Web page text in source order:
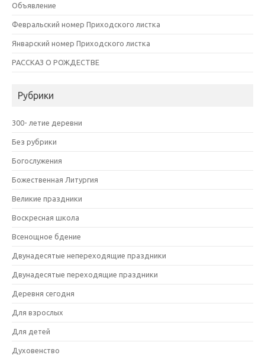
Объявление
Февральский номер Приходского листка
Январский номер Приходского листка
РАССКАЗ О РОЖДЕСТВЕ
Рубрики
300- летие деревни
Без рубрики
Богослужения
Божественная Литургия
Великие праздники
Воскресная школа
Всенощное бдение
Двунадесятые непереходящие праздники
Двунадесятые переходящие праздники
Деревня сегодня
Для взрослых
Для детей
Духовенство